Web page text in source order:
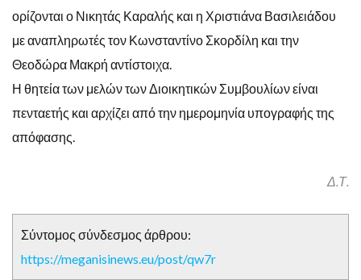
ορίζονται ο Νικητάς Καραλής και η Χριστιάνα Βασιλειάδου
με αναπληρωτές τον Κωνσταντίνο Σκορδίλη και την
Θεοδώρα Μακρή αντίστοιχα.
Η θητεία των μελών των Διοικητικών Συμβουλίων είναι
πενταετής και αρχίζει από την ημερομηνία υπογραφής της
απόφασης.
Δ.Τ.
Σύντομος σύνδεσμος άρθρου:
https://meganisinews.eu/post/qw7r